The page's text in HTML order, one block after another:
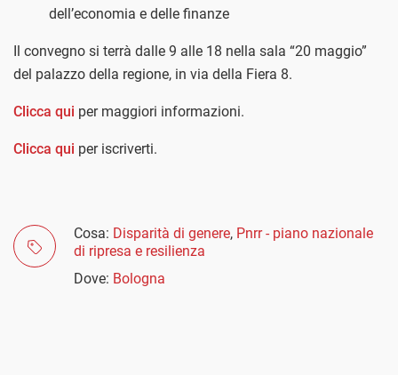
dell’economia e delle finanze
Il convegno si terrà dalle 9 alle 18 nella sala “20 maggio”
del palazzo della regione, in via della Fiera 8.
Clicca qui per maggiori informazioni.
Clicca qui per iscriverti.
Cosa: Disparità di genere, Pnrr - piano nazionale
di ripresa e resilienza
Dove: Bologna